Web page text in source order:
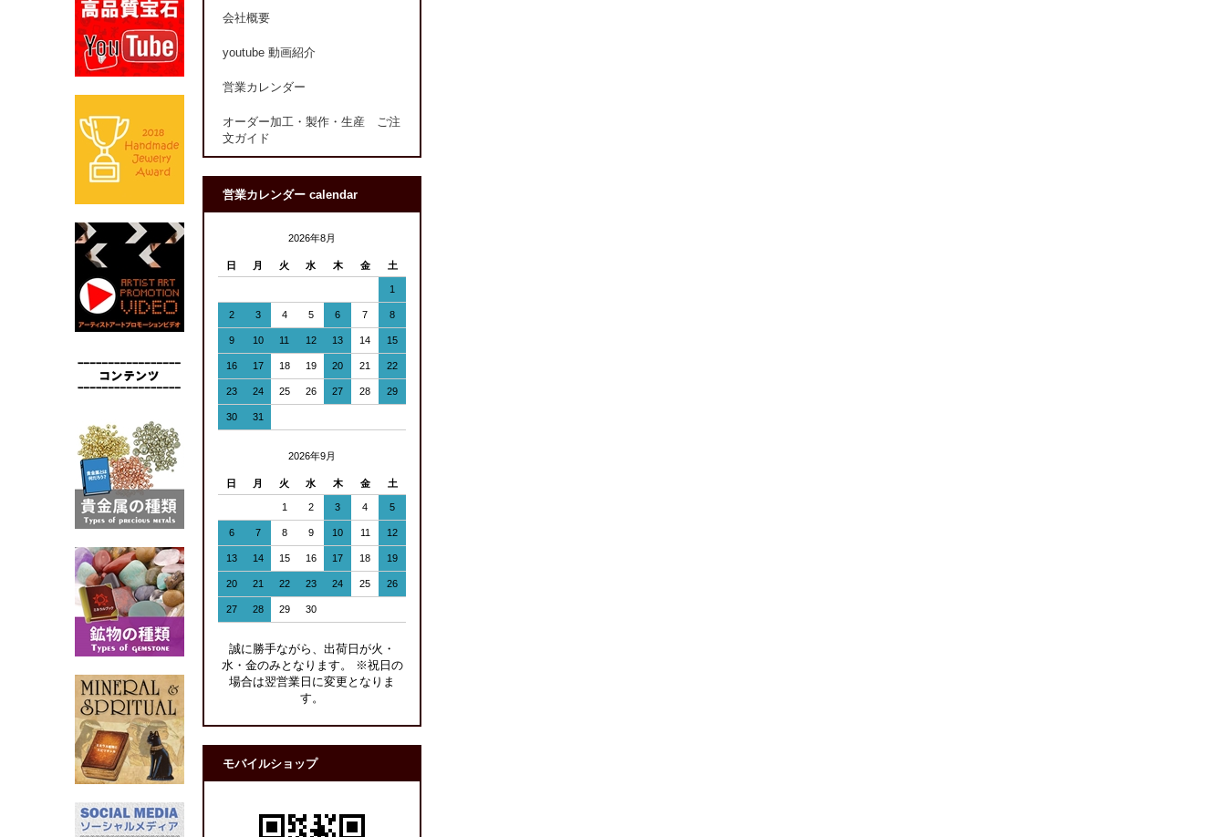
会社概要
youtube 動画紹介
営業カレンダー
オーダー加工・製作・生産 ご注
文ガイド
営業カレンダー calendar
2026年8月
日 月 火 水 木 金 土
1
2 3 4 5 6 7 8
9 10 11 12 13 14 15
16 17 18 19 20 21 22
23 24 25 26 27 28 29
30 31
2026年9月
日 月 火 水 木 金 土
1 2 3 4 5
6 7 8 9 10 11 12
13 14 15 16 17 18 19
20 21 22 23 24 25 26
27 28 29 30
誠に勝手ながら、出荷日が火・
水・金のみとなります。 ※祝日の
場合は翌営業日に変更となりま
す。
モバイルショップ